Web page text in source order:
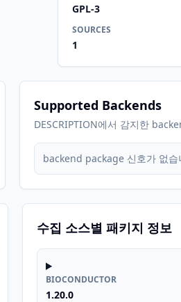
GPL-3
SOURCES
1
Supported Backends
DESCRIPTION에서 감지한
backend package 신호가 없습
수집 소스별 패키지 정보
BIOCONDUCTOR
1.20.0